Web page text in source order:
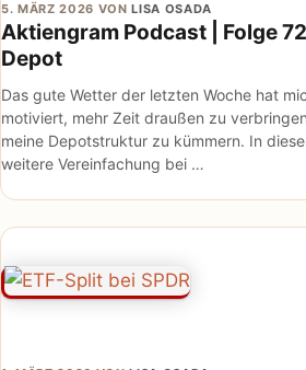
Aktiengram Podcast | Folge
Depot
5. MÄRZ 2026 VONLISA OSADA
Das gute Wetter der letzten Woche hat
motiviert, mehr Zeit draußen zu
meine Depotstruktur zu kümmern. In
weitere Vereinfachung bei …